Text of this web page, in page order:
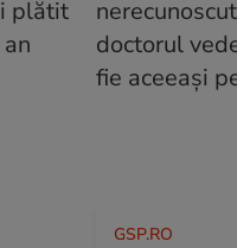
GSP.RO